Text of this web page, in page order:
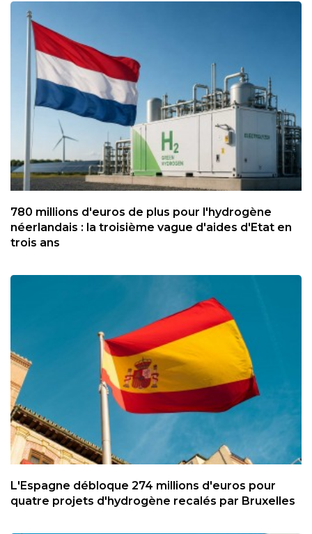
780 millions d'euros de plus pour l'hydrogène
néerlandais : la troisième vague d'aides d'Etat en
trois ans
L'Espagne débloque 274 millions d'euros pour
quatre projets d'hydrogène recalés par Bruxelles